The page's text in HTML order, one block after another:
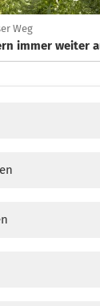
Weg
immer weiter